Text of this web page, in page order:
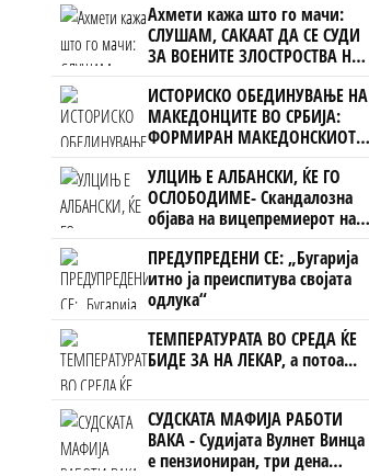
Ахмети кажа што го мачи:
СЛУШАМ, САКААТ ДА СЕ СУДИ
ЗА ВОЕНИТЕ ЗЛОСТРОСТВА НА
УЧК...
ИСТОРИСКО ОБЕДИНУВАЊЕ НА
МАКЕДОНЦИТЕ ВО СРБИЈА:
ФОРМИРАН МАКЕДОНСКИОТ
НАЦИОНАЛЕН СОЈУЗ
УЛЦИЊ Е АЛБАНСКИ, ЌЕ ГО
ОСЛОБОДИМЕ- Скандалозна
објава на вицепремиерот на
Црна Гора
ПРЕДУПРЕДЕНИ СЕ: „Бугарија
итно ја преиспитува својата
одлука“
ТЕМПЕРАТУРАТА ВО СРЕДА ЌЕ
БИДЕ ЗА НА ЛЕКАР, а потоа...
СУДСКАТА МАФИЈА РАБОТИ
ВАКА - Судијата Вулнет Винца
е пензиониран, три дена